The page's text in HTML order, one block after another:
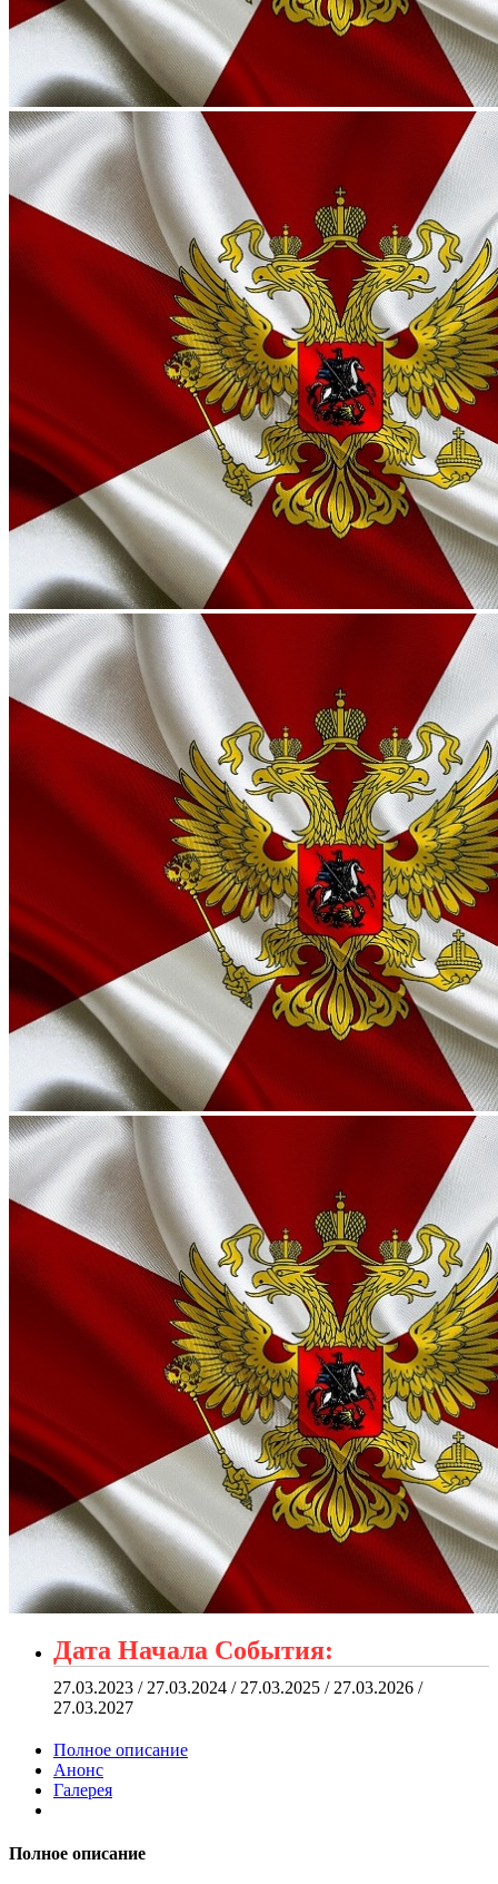
Дата Начала События:
27.03.2023 / 27.03.2024 / 27.03.2025 / 27.03.2026 /
27.03.2027
Полное описание
Анонс
Галерея
Полное описание